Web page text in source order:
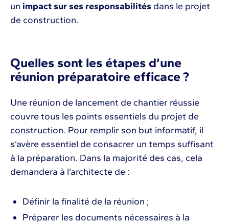
un impact sur ses responsabilités dans le projet
de construction.
Quelles sont les étapes d’une
réunion préparatoire efficace ?
Une réunion de lancement de chantier réussie
couvre tous les points essentiels du projet de
construction. Pour remplir son but informatif, il
s’avère essentiel de consacrer un temps suffisant
à la préparation. Dans la majorité des cas, cela
demandera à l’architecte de :
Définir la finalité de la réunion ;
Préparer les documents nécessaires à la